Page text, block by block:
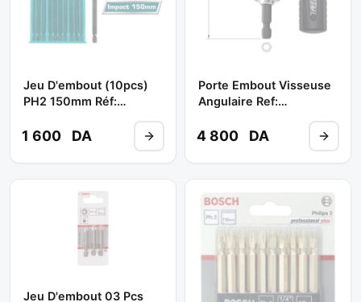
Jeu D'embout (10pcs)
PH2 150mm Réf:
TOTAL
1 600 DA
Porte Embout Visseuse
Angulaire Ref:
4 800 DA
Jeu D'embout 03 Pcs